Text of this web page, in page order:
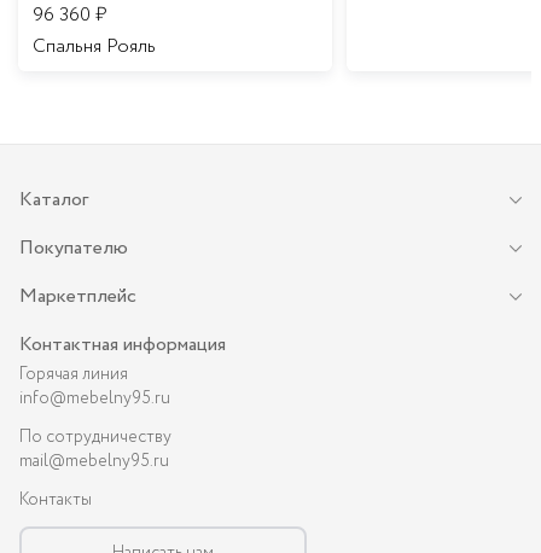
96 360 ₽
Спальня Рояль
Каталог
Покупателю
Маркетплейс
Контактная информация
Горячая линия
info@mebelny95.ru
По сотрудничеству
mail@mebelny95.ru
Контакты